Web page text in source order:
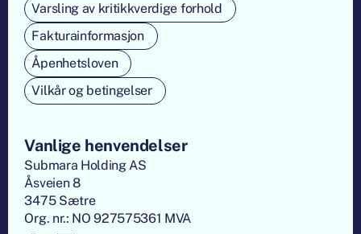
Varsling av kritikkverdige forhold
Fakturainformasjon
Åpenhetsloven
Vilkår og betingelser
Vanlige henvendelser
Submara Holding AS
Åsveien 8
3475 Sætre
Org. nr.: NO 927575361 MVA